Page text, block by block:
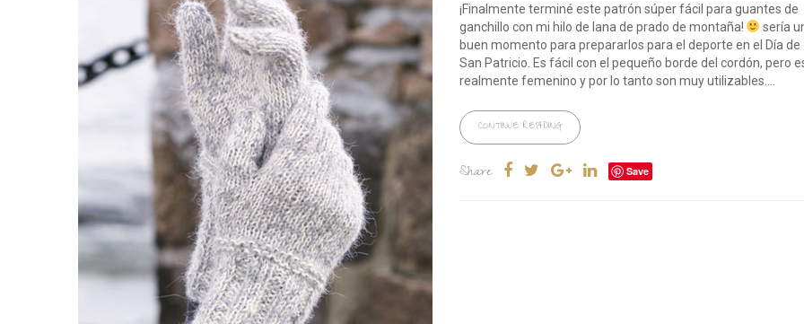
¡Finalmente terminé este patrón súper fácil para guantes de
ganchillo con mi hilo de lana de prado de montaña!
sería
buen momento para prepararlos para el deporte en el Día de
San Patricio. Es fácil con el pequeño borde del cordón, pero
realmente femenino y por lo tanto son muy utilizables....
CONTINUE READING
Share Save